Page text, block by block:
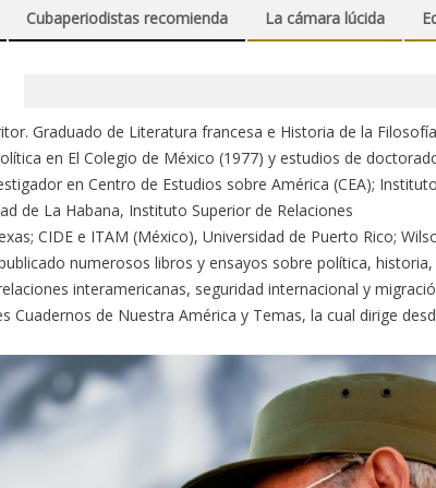
Cubaperiodistas recomienda La cámara lúcida
Graduado de Literatura francesa e Historia de la
en El Colegio de México (1977) y estudios de
en Centro de Estudios sobre América (CEA); Instituto
de La Habana, Instituto Superior de Relaciones
CIDE e ITAM (México), Universidad de Puerto Rico;
numerosos libros y ensayos sobre política, historia,
interamericanas, seguridad internacional y
Cuadernos de Nuestra América y Temas, la cual dirige